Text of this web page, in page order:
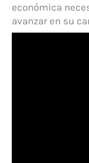
económica
avanzar en su